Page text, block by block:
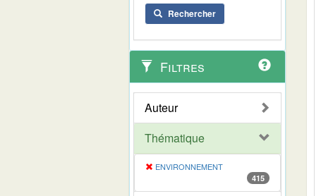
Rechercher
Filtres
Auteur
Thématique
ENVIRONNEMENT
415